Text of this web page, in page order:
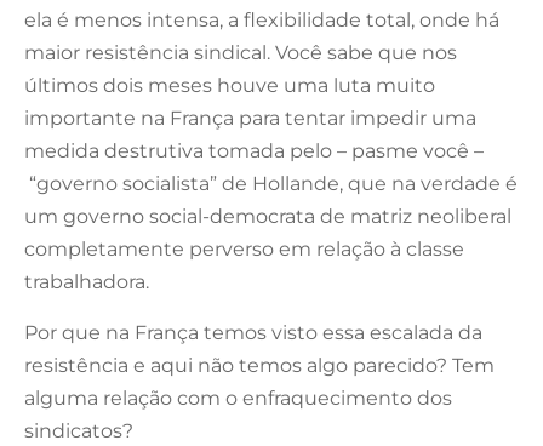
ela é menos intensa, a flexibilidade total, onde há
maior resistência sindical. Você sabe que nos
últimos dois meses houve uma luta muito
importante na França para tentar impedir uma
medida destrutiva tomada pelo – pasme você –
“governo socialista” de Hollande, que na verdade é
um governo social-democrata de matriz neoliberal
completamente perverso em relação à classe
trabalhadora.
Por que na França temos visto essa escalada da
resistência e aqui não temos algo parecido? Tem
alguma relação com o enfraquecimento dos
sindicatos?